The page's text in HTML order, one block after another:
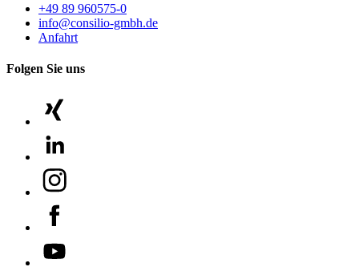
+49 89 960575-0
info@consilio-gmbh.de
Anfahrt
Folgen Sie uns